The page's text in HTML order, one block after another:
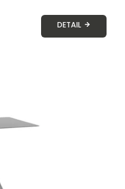
DETAIL